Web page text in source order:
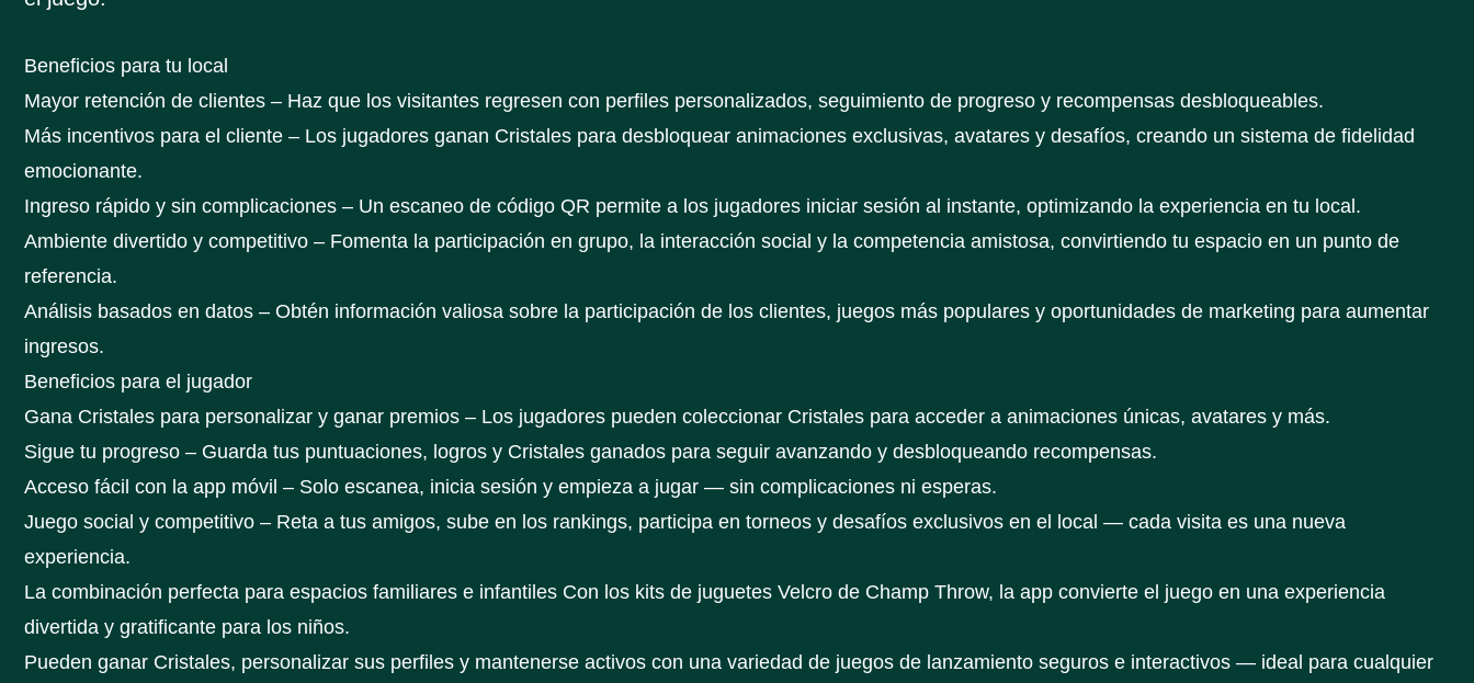
Beneficios para tu local
Mayor retención de clientes – Haz que los visitantes regresen con perfiles personalizados, seguimiento de progreso y recompensas desbloqueables.
Más incentivos para el cliente – Los jugadores ganan Cristales para desbloquear animaciones exclusivas, avatares y desafíos, creando un sistema de fidelidad
emocionante.
Ingreso rápido y sin complicaciones – Un escaneo de código QR permite a los jugadores iniciar sesión al instante, optimizando la experiencia en tu local.
Ambiente divertido y competitivo – Fomenta la participación en grupo, la interacción social y la competencia amistosa, convirtiendo tu espacio en un punto de
referencia.
Análisis basados en datos – Obtén información valiosa sobre la participación de los clientes, juegos más populares y oportunidades de marketing para aumentar
ingresos.
Beneficios para el jugador
Gana Cristales para personalizar y ganar premios – Los jugadores pueden coleccionar Cristales para acceder a animaciones únicas, avatares y más.
Sigue tu progreso – Guarda tus puntuaciones, logros y Cristales ganados para seguir avanzando y desbloqueando recompensas.
Acceso fácil con la app móvil – Solo escanea, inicia sesión y empieza a jugar — sin complicaciones ni esperas.
Juego social y competitivo – Reta a tus amigos, sube en los rankings, participa en torneos y desafíos exclusivos en el local — cada visita es una nueva
experiencia.
La combinación perfecta para espacios familiares e infantiles Con los kits de juguetes Velcro de Champ Throw, la app convierte el juego en una experiencia
divertida y gratificante para los niños.
Pueden ganar Cristales, personalizar sus perfiles y mantenerse activos con una variedad de juegos de lanzamiento seguros e interactivos — ideal para cualquier